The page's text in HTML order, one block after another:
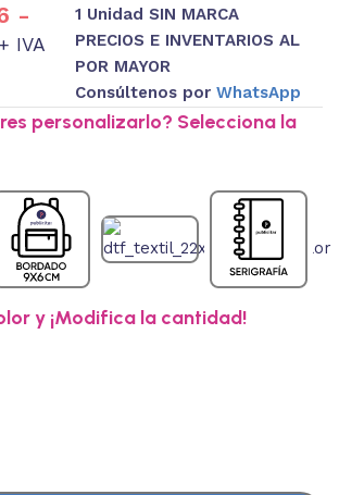
-
+ IVA
1 Unidad SIN MARCA
PRECIOS E INVENTARIOS AL
POR MAYOR
Consúltenos por WhatsApp
personalizarlo? Selecciona la
y ¡Modifica la cantidad!